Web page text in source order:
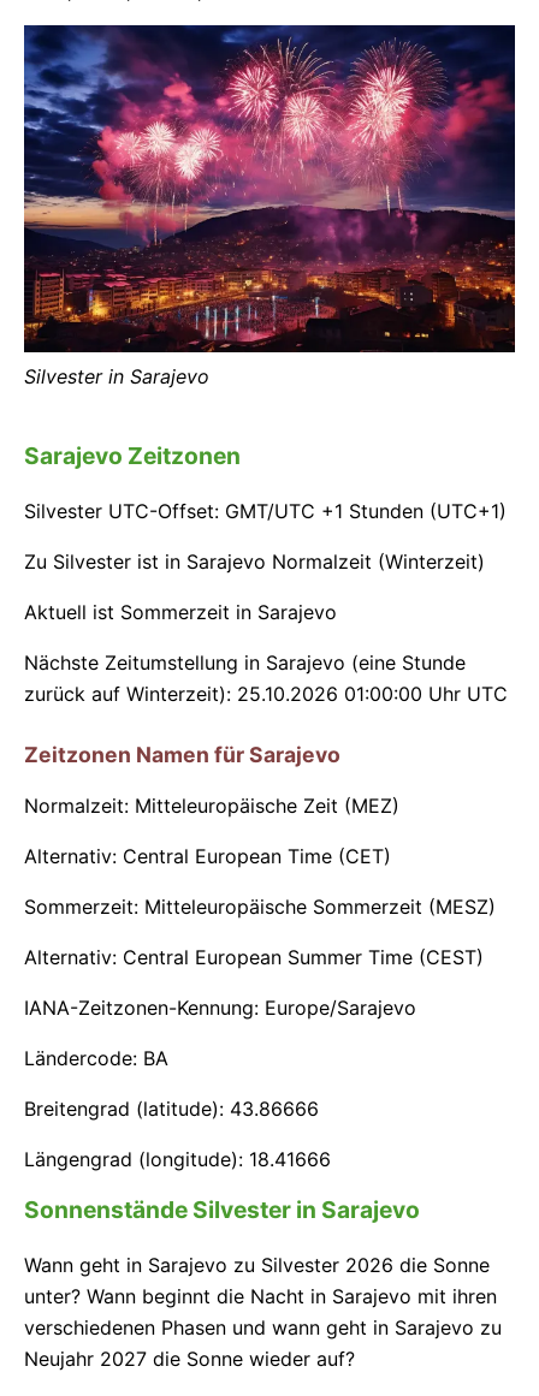
Silvester in Sarajevo
Sarajevo Zeitzonen
Silvester UTC-Offset: GMT/UTC +1 Stunden (UTC+1)
Zu Silvester ist in Sarajevo Normalzeit (Winterzeit)
Aktuell ist Sommerzeit in Sarajevo
Nächste Zeitumstellung in Sarajevo (eine Stunde
zurück auf Winterzeit): 25.10.2026 01:00:00 Uhr UTC
Zeitzonen Namen für Sarajevo
Normalzeit: Mitteleuropäische Zeit (MEZ)
Alternativ: Central European Time (CET)
Sommerzeit: Mitteleuropäische Sommerzeit (MESZ)
Alternativ: Central European Summer Time (CEST)
IANA-Zeitzonen-Kennung: Europe/Sarajevo
Ländercode: BA
Breitengrad (latitude): 43.86666
Längengrad (longitude): 18.41666
Sonnenstände Silvester in Sarajevo
Wann geht in Sarajevo zu Silvester 2026 die Sonne
unter? Wann beginnt die Nacht in Sarajevo mit ihren
verschiedenen Phasen und wann geht in Sarajevo zu
Neujahr 2027 die Sonne wieder auf?